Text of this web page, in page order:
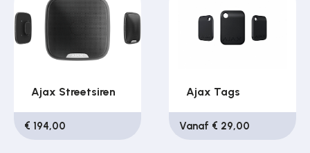
Ajax Streetsiren
€ 194,00
Ajax Tags
Vanaf € 29,00